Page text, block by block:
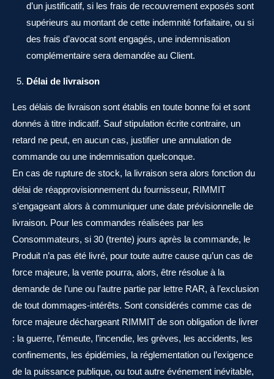
d’un justificatif, si les frais de recouvrement exposés sont
supérieurs au montant de cette indemnité forfaitaire, ou si
des frais d’avocat sont engagés, une indemnisation
complémentaire sera demandée au Client.
Délai de livraison
Les délais de livraison sont établis en toute bonne foi et sont
donnés à titre indicatif. Sauf stipulation écrite contraire, un
retard ne peut, en aucun cas, justifier une annulation de
commande ou une indemnisation quelconque.
En cas de rupture de stock, la livraison sera alors fonction du
délai de réapprovisionnement du fournisseur, RIMMIT
s'engageant alors à communiquer une date prévisionnelle de
livraison. Pour les commandes réalisées par les
Consommateurs, si 30 (trente) jours après la commande, le
Produit n’a pas été livré, pour toute autre cause qu’un cas de
force majeure, la vente pourra, alors, être résolue à la
demande de l’une ou l’autre partie par lettre RAR, à l’exclusion
de tout dommages-intérêts. Sont considérés comme cas de
force majeure déchargeant RIMMIT de son obligation de livrer
: la guerre, l’émeute, l’incendie, les grèves, les accidents, les
confinements, les épidémies, la réglementation ou l’exigence
de la puissance publique, ou tout autre événement inévitable,